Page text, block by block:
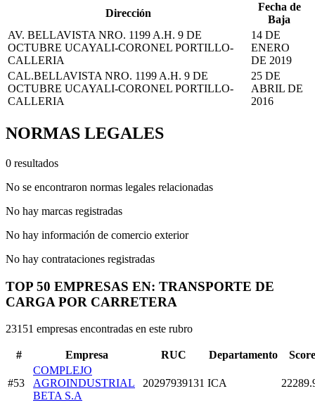
Dirección
Fecha de
Baja
AV. BELLAVISTA NRO. 1199 A.H. 9 DE
OCTUBRE UCAYALI-CORONEL PORTILLO-
CALLERIA
14 DE
ENERO
DE 2019
CAL.BELLAVISTA NRO. 1199 A.H. 9 DE
OCTUBRE UCAYALI-CORONEL PORTILLO-
CALLERIA
25 DE
ABRIL DE
2016
NORMAS LEGALES
0 resultados
No se encontraron normas legales relacionadas
No hay marcas registradas
No hay información de comercio exterior
No hay contrataciones registradas
TOP 50 EMPRESAS EN: TRANSPORTE DE
CARGA POR CARRETERA
23151 empresas encontradas en este rubro
# Empresa RUC Departamento Score
#53
COMPLEJO
AGROINDUSTRIAL
BETA S.A
20297939131 ICA